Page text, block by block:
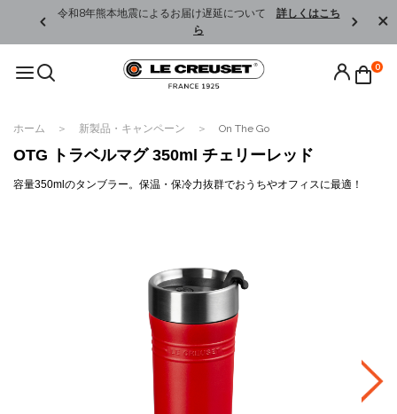
令和8年熊本地震によるお届け遅延について 詳しくはこち
ら
0
ホーム 新製品・キャンペーン On The Go
OTG トラベルマグ 350ml チェリーレッド
容量350mlのタンブラー。保温・保冷力抜群でおうちやオフィスに最適！